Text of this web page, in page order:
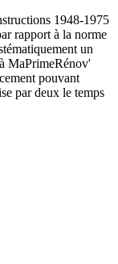
1948-1975
rapport à la norme
un
MaPrimeRénov'
pouvant
par deux le temps